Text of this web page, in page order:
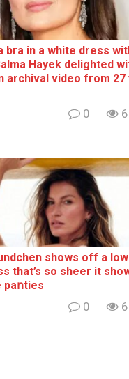
brа in a white dress
Hayek delighted
archival video from 27
0
shows off a
that’s so sheer it
paոties
0